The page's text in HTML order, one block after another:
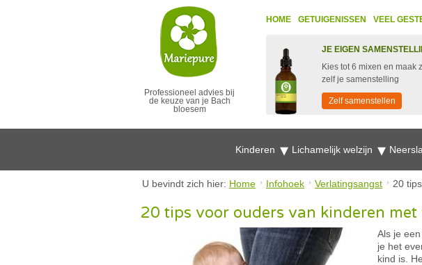
Professioneel advies bij
de keuze van je Bach
bloesem
HOME GETUIGENISSEN VEEL
JE EIGEN
Kies tot 6 mixen en maak
zelf je samenstelling
Zelf samenstellen
Kinderen Lichamelijk welzijn
U bevindt zich hier: Home Infohoek Verlatingsangst 20
20 tips voor ouders van kinderen
Als je
je het
kind is.